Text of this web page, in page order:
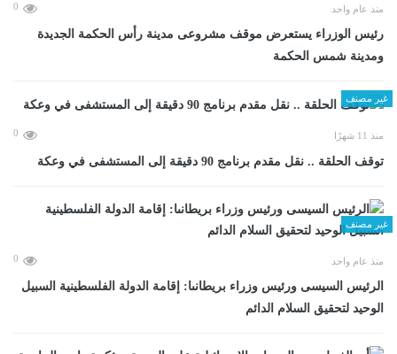
منذ عام واحد 0
رئيس الوزراء يستعرض موقف مشروعى مدينة رأس الحكمة الجديدة
ومدينة شمس الحكمة
غير مصنف
منذ 11 شهرًا 0
توقف الحلقة .. نقل مقدم برنامج 90 دقيقة إلى المستشفى في وعكة
غير مصنف
منذ عام واحد 0
الرئيس السيسى ورئيس وزراء بريطانىا: إقامة الدولة الفلسطينية السبيل
الوحيد لتحقيق السلام الدائم